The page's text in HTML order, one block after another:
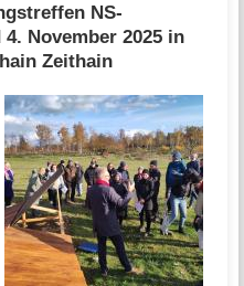
NS-
November 2025 in
Zeithain